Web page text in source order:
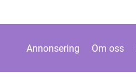
Annonsering Om oss